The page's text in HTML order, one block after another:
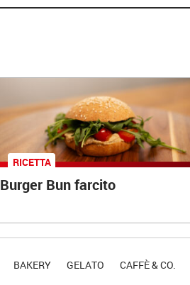
RICETTA
Burger Bun farcito
BAKERY GELATO CAFFÈ & CO.